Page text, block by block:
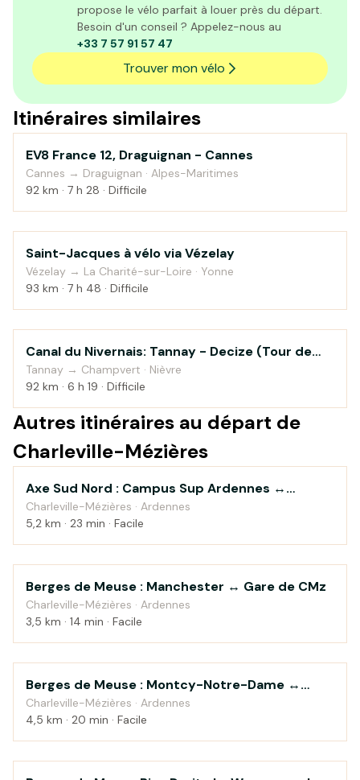
propose le vélo parfait à louer près du départ.
Besoin d'un conseil ? Appelez-nous au
+33 7 57 91 57 47
Trouver mon vélo
Itinéraires similaires
Campagne
EV8 France 12, Draguignan - Cannes
Cannes → Draguignan · Alpes-Maritimes
92 km · 7 h 28 · Difficile
Campagne
Saint-Jacques à vélo via Vézelay
Vézelay → La Charité-sur-Loire · Yonne
93 km · 7 h 48 · Difficile
Au fil de l'eau
Canal du Nivernais: Tannay - Decize (Tour de
Bourgogne à vélo)
Tannay → Champvert · Nièvre
92 km · 6 h 19 · Difficile
Autres itinéraires au départ de
Charleville-Mézières
Campagne
Axe Sud Nord : Campus Sup Ardennes ↔
Charleville Centre
Charleville-Mézières · Ardennes
5,2 km · 23 min · Facile
Au fil de l'eau
Berges de Meuse : Manchester ↔ Gare de CMz
Charleville-Mézières · Ardennes
3,5 km · 14 min · Facile
Au fil de l'eau
Berges de Meuse : Montcy-Notre-Dame ↔
Forges Saint-Charles
Charleville-Mézières · Ardennes
4,5 km · 20 min · Facile